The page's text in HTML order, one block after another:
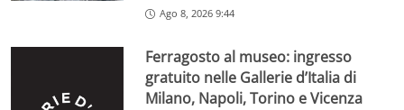
Ago 8, 2026 9:44
Ferragosto al museo: ingresso
gratuito nelle Gallerie d’Italia di
Milano, Napoli, Torino e Vicenza